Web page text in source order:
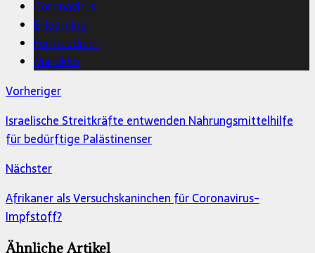
Coronavirus
E-learning
Fernstudium
Marokko
Vorheriger
Israelische Streitkräfte entwenden Nahrungsmittelhilfe
für bedürftige Palästinenser
Nächster
Afrikaner als Versuchskaninchen für Coronavirus-
Impfstoff?
Ähnliche Artikel